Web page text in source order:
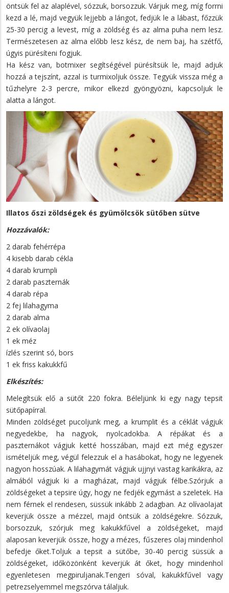
öntsük fel az alaplével, sózzuk, borsozzuk. Várjuk meg, míg forrni
kezd a lé, majd vegyük lejjebb a lángot, fedjük le a lábast, főzzük
25-30 percig a levest, míg a zöldség és az alma puha nem lesz.
Természetesen az alma előbb lesz kész, de nem baj, ha szétfő,
úgyis pürésíteni fogjuk.
Ha kész van, botmixer segítségével pürésítsük le, majd adjuk
hozzá a tejszínt, azzal is turmixoljuk össze. Tegyük vissza még a
tűzhelyre 2-3 percre, mikor elkezd gyöngyözni, kapcsoljuk le
alatta a lángot.
Illatos őszi zöldségek és gyümölcsök sütőben sütve
Hozzávalók:
2 darab fehérrépa
4 kisebb darab cékla
4 darab krumpli
2 darab paszternák
4 darab répa
2 fej lilahagyma
2 darab alma
2 ek olívaolaj
1 ek méz
ízlés szerint só, bors
1 ek friss kakukkfű
Elkészítés:
Melegítsük elő a sütőt 220 fokra. Béleljünk ki egy nagy tepsit
sütőpapírral.
Minden zöldséget pucoljunk meg, a krumplit és a céklát vágjuk
negyedekbe, ha nagyok, nyolcadokba. A répákat és a
paszternákot vágjuk ketté hosszában, majd ezt még egyszer
ismételjük meg, végül felezzuk el a hasábokat, hogy ne legyenek
nagyon hosszúak. A lilahagymát vágjuk ujjnyi vastag karikákra, az
almából vágjuk ki a magházat, majd vágjuk félbe.Szórjuk a
zöldségeket a tepsire úgy, hogy ne fedjék egymást a szeletek. Ha
nem férnek el rendesen, süssük inkább 2 adagban. Az olívaolajat
keverjük össze a mézzel, majd öntsük a zöldségekre. Sózzuk,
borsozzuk, szórjuk meg kakukkfűvel a zöldségeket, majd
alaposan keverjük össze, hogy a mézes, fűszeres olaj mindenhol
befedje őket.Toljuk a tepsit a sütőbe, 30-40 percig süssük a
zöldségeket, időközönként keverjük át őket, hogy mindenhol
egyenletesen megpiruljanak.Tengeri sóval, kakukkfűvel vagy
petrezselyemmel megszórva tálaljuk.